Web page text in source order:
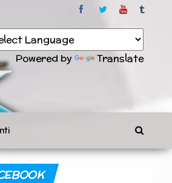
Powered by Translate